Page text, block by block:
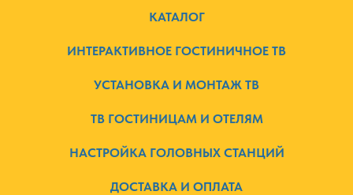
КАТАЛОГ
ИНТЕРАКТИВНОЕ ГОСТИНИЧНОЕ ТВ
УСТАНОВКА И МОНТАЖ ТВ
ТВ ГОСТИНИЦАМ И ОТЕЛЯМ
НАСТРОЙКА ГОЛОВНЫХ СТАНЦИЙ
ДОСТАВКА И ОПЛАТА